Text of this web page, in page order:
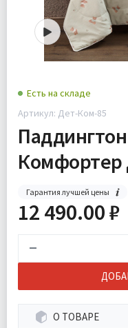
Есть на складе
Артикул: Дет-Ком-85
Комфортер
Гарантия лучшей цены
12 490.00 ₽
О ТОВАРЕ